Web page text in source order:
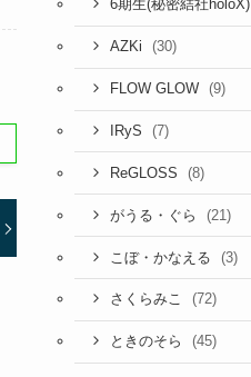
6期生(秘密結社holoX)
AZKi (30)
FLOW GLOW (9)
IRyS (7)
ReGLOSS (8)
がうる・ぐら (21)
こぼ・かなえる (3)
さくらみこ (72)
ときのそら (45)